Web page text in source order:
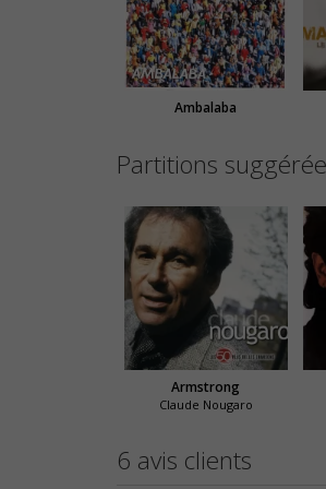
Ambalaba
Partitions
Armstrong
Claude Nougaro
6 avis clients